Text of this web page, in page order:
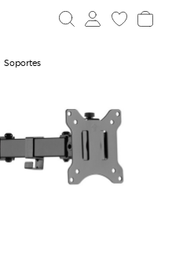
Soportes